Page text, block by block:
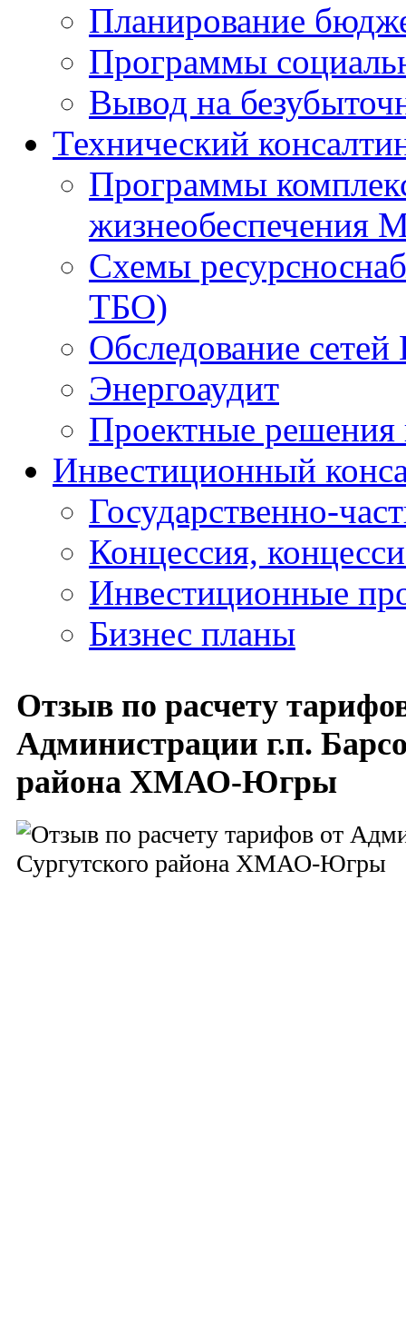
Планирование
Программы
Вывод на
Технический
Программы
жизнеобеспечения
Схемы
ТБО)
Обследование
Энергоаудит
Проектные решения
Инвестиционный
Государственно-
Концессия,
Инвестиционные
Бизнес планы
Отзыв по расчету
Администрации г.п.
района ХМАО-Югры